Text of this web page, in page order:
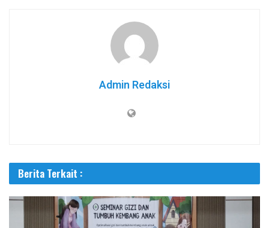
Admin Redaksi
Berita Terkait :